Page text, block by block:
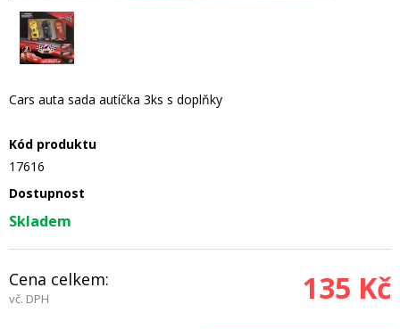
Cars auta sada autíčka 3ks s doplňky
Kód produktu
17616
Dostupnost
Skladem
Cena celkem:
vč. DPH 135 Kč